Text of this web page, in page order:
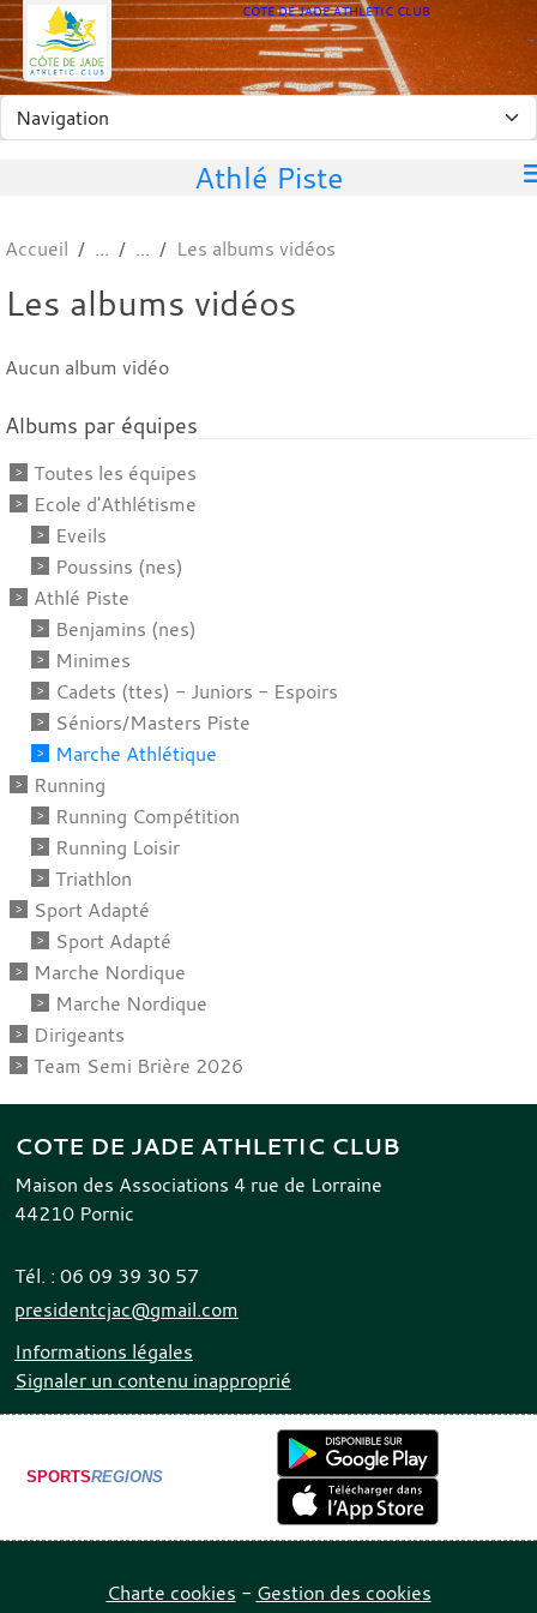
COTE DE JADE ATHLETIC CLUB
Athlé Piste
Accueil Les albums vidéos
Les albums vidéos
Aucun album vidéo
Albums par équipes
Toutes les équipes
Ecole d'Athlétisme
Eveils
Poussins (nes)
Athlé Piste
Benjamins (nes)
Minimes
Cadets (ttes) - Juniors - Espoirs
Séniors/Masters Piste
Marche Athlétique
Running
Running Compétition
Running Loisir
Triathlon
Sport Adapté
Sport Adapté
Marche Nordique
Marche Nordique
Dirigeants
Team Semi Brière 2026
COTE DE JADE ATHLETIC CLUB
Maison des Associations 4 rue de Lorraine
44210 Pornic
Tél. : 06 09 39 30 57
presidentcjac@gmail.com
Informations légales
Signaler un contenu inapproprié
SPORTSREGIONS
Charte cookies Gestion des cookies
Panneau de gestion des cookies